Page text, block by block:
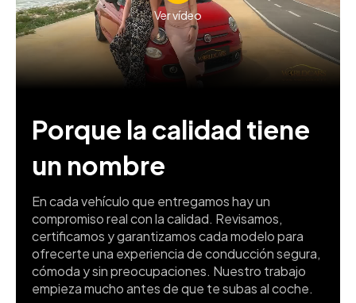
Ver vídeo
Porque la calidad tiene
un nombre
En cada vehículo que entregamos hay un
compromiso real con la calidad. Revisamos,
certificamos y garantizamos cada modelo para
ofrecerte una experiencia de conducción segura,
cómoda y sin preocupaciones. Nuestro trabajo
empieza mucho antes de que te subas al coche.